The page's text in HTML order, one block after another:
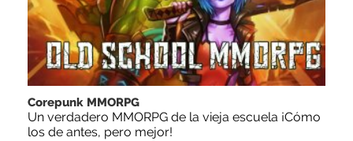
Corepunk MMORPG
Un verdadero MMORPG de la vieja escuela ¡Cómo
los de antes, pero mejor!